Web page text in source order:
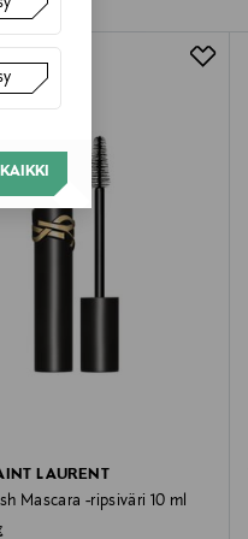
valittuun osoitteeseen.
LAURENT
Mascara -ripsiväri 10 ml